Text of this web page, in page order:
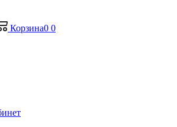
Корзина0 0